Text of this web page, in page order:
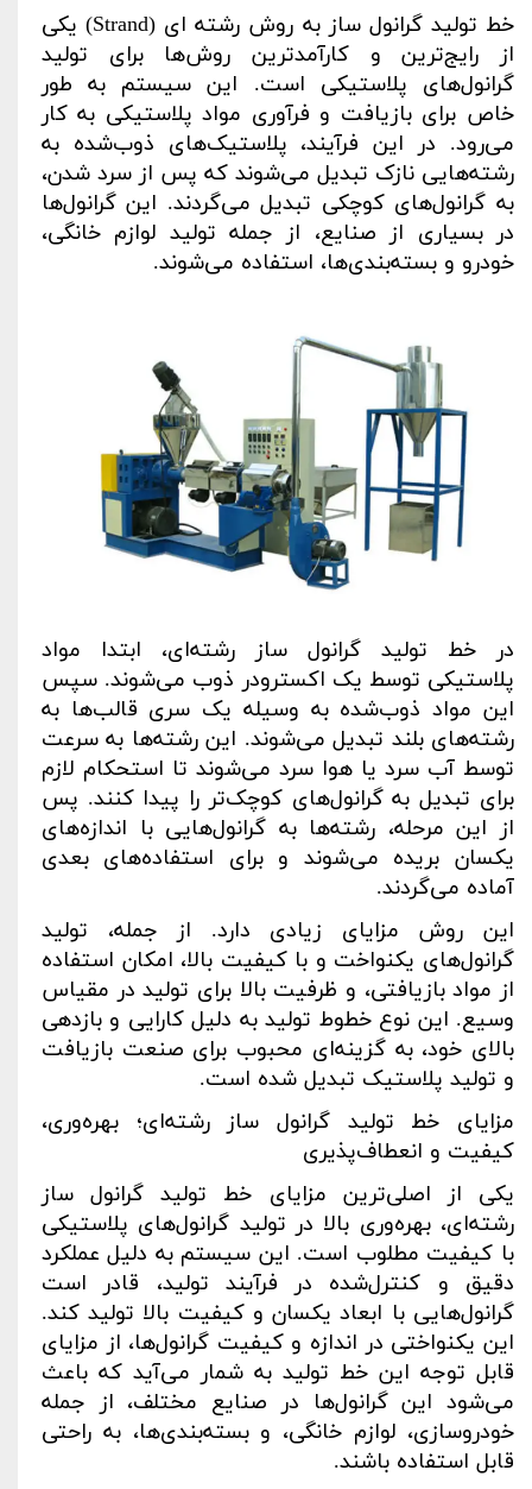
خط تولید گرانول ساز به روش رشته‌ ای (Strand) یکی
از رایج‌ترین و کارآمدترین روش‌ها برای تولید
گرانول‌های پلاستیکی است. این سیستم به طور
خاص برای بازیافت و فرآوری مواد پلاستیکی به کار
می‌رود. در این فرآیند، پلاستیک‌های ذوب‌شده به
رشته‌هایی نازک تبدیل می‌شوند که پس از سرد شدن،
به گرانول‌های کوچکی تبدیل می‌گردند. این گرانول‌ها
در بسیاری از صنایع، از جمله تولید لوازم خانگی،
خودرو و بسته‌بندی‌ها، استفاده می‌شوند.
در خط تولید گرانول ساز رشته‌ای، ابتدا مواد
پلاستیکی توسط یک اکسترودر ذوب می‌شوند. سپس
این مواد ذوب‌شده به وسیله یک سری قالب‌ها به
رشته‌های بلند تبدیل می‌شوند. این رشته‌ها به سرعت
توسط آب سرد یا هوا سرد می‌شوند تا استحکام لازم
برای تبدیل به گرانول‌های کوچک‌تر را پیدا کنند. پس
از این مرحله، رشته‌ها به گرانول‌هایی با اندازه‌های
یکسان بریده می‌شوند و برای استفاده‌های بعدی
آماده می‌گردند.
این روش مزایای زیادی دارد. از جمله، تولید
گرانول‌های یکنواخت و با کیفیت بالا، امکان استفاده
از مواد بازیافتی، و ظرفیت بالا برای تولید در مقیاس
وسیع. این نوع خطوط تولید به دلیل کارایی و بازدهی
بالای خود، به گزینه‌ای محبوب برای صنعت بازیافت
و تولید پلاستیک تبدیل شده است.
مزایای خط تولید گرانول ساز رشته‌ای؛ بهره‌وری،
کیفیت و انعطاف‌پذیری
یکی از اصلی‌ترین مزایای خط تولید گرانول ساز
رشته‌ای، بهره‌وری بالا در تولید گرانول‌های پلاستیکی
با کیفیت مطلوب است. این سیستم به دلیل عملکرد
دقیق و کنترل‌شده در فرآیند تولید، قادر است
گرانول‌هایی با ابعاد یکسان و کیفیت بالا تولید کند.
این یکنواختی در اندازه و کیفیت گرانول‌ها، از مزایای
قابل توجه این خط تولید به شمار می‌آید که باعث
می‌شود این گرانول‌ها در صنایع مختلف، از جمله
خودروسازی، لوازم خانگی، و بسته‌بندی‌ها، به راحتی
قابل استفاده باشند.